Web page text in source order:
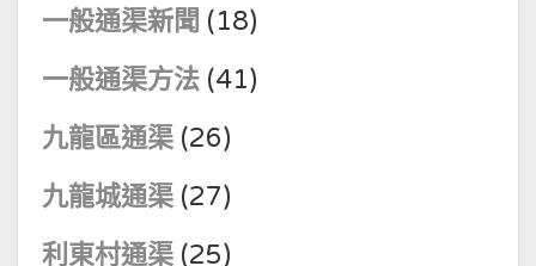
一般通渠新聞 (18)
一般通渠方法 (41)
九龍區通渠 (26)
九龍城通渠 (27)
利東村通渠 (25)